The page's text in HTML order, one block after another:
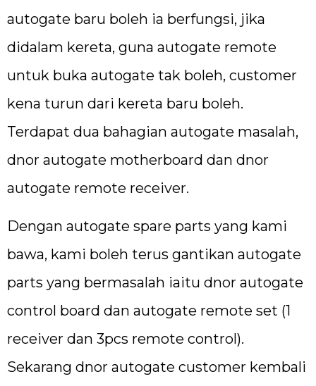
autogate baru boleh ia berfungsi, jika
didalam kereta, guna autogate remote
untuk buka autogate tak boleh, customer
kena turun dari kereta baru boleh.
Terdapat dua bahagian autogate masalah,
dnor autogate motherboard dan dnor
autogate remote receiver.
Dengan autogate spare parts yang kami
bawa, kami boleh terus gantikan autogate
parts yang bermasalah iaitu dnor autogate
control board dan autogate remote set (1
receiver dan 3pcs remote control).
Sekarang dnor autogate customer kembali